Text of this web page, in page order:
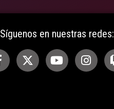
Síguenos en nuestras redes: